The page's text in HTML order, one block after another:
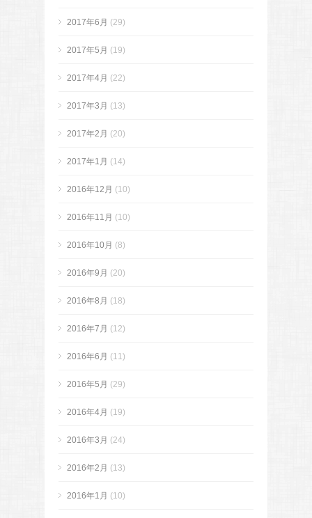
2017年6月 (29)
2017年5月 (19)
2017年4月 (22)
2017年3月 (13)
2017年2月 (20)
2017年1月 (14)
2016年12月 (10)
2016年11月 (10)
2016年10月 (8)
2016年9月 (20)
2016年8月 (18)
2016年7月 (12)
2016年6月 (11)
2016年5月 (29)
2016年4月 (19)
2016年3月 (24)
2016年2月 (13)
2016年1月 (10)